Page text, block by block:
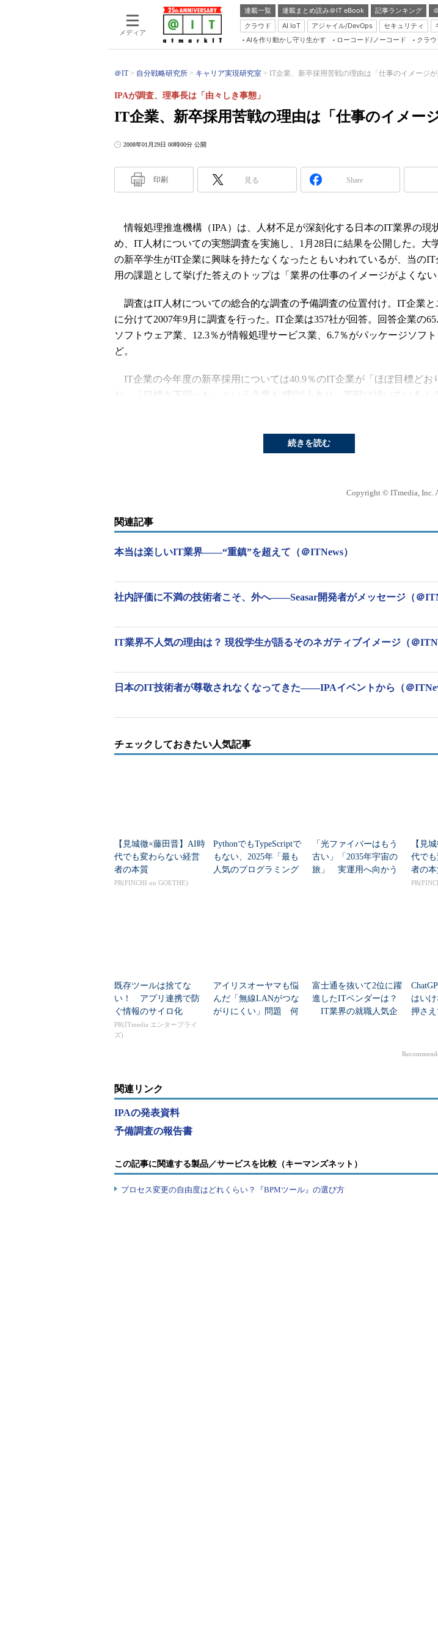
メディア
連載一覧 連載まとめ読み＠IT eBook 記事ランキング
クラウド
AI IoT アジャイル/DevOps セキュリティ
AIを作り動かし守り生かす ローコード/ノーコード クラ
＠IT 自分戦略研究所 キャリア実現研究室 IT企業、新卒採用苦戦の理由は「仕事のイメージが
IT企業、新卒採用苦戦の理由は「仕事のイメー
IPAが調査、理事長は「由々しき事態」
2008年01月29日 00時00分 公開
印刷 見る Share
情報処理推進機構（IPA）は、人材不足が深刻化する日本のIT業界の現
め、IT人材についての実態調査を実施し、1月28日に結果を公開した。大
の新卒学生がIT企業に興味を持たなくなったともいわれているが、当の
用の課題として挙げた答えのトップは「業界の仕事のイメージがよくない
調査はIT人材についての総合的な調査の予備調査の位置付け。IT企業と
に分けて2007年9月に調査を行った。IT企業は357社が回答。回答企業の
ソフトウェア業、12.3％が情報処理サービス業、6.7％がパッケージソフ
ど。
IT企業の今年度の新卒採用については40.9％のIT企業が「ほぼ目標どお
だ、「目標を下回った」という企業も3割以上あり、苦戦は続いているよ
では、各社の新卒採用の課題は何だろうか。上記のように複数回答でIT
小企業では人材の量的な確保の方が課題となっている。
業界のイメージをアップについては「別の調査ではエンジニアの3分の2
義を感じている。業界として、トップからもそういうことを発信していく
と語った。
る。
新卒採用だけでなく、人材一般でもIT企業は苦しんでい
る。人材の量が「大幅に不足している」というIT企業は回
答。 67.8％の「やや不足している」を合わせると9割を超える。
IPAがIT人材育成の道標と位置づけるITスキル標準（ITSS）については
の28.3％がすでに利用。利用を検討している企業も 27.5％いて、半数以上
っているという。
続きを読む
Copyright © ITmedia, Inc.
関連記事
本当は楽しいIT業界――“重鎮”を超えて（＠ITNews）
社内評価に不満の技術者こそ、外へ――Seasar開発者がメッセージ（＠
IT業界不人気の理由は？ 現役学生が語るそのネガティブイメージ（＠
日本のIT技術者が尊敬されなくなってきた――IPAイベントから（＠
チェックしておきたい人気記事
【見城徹×藤田晋】AI時
代でも変わらない経営
者の本質
PR(FINCHI on GOETHE)
PythonでもTypeScriptで
もない、2025年「最も
人気のプログラミング
「光ファイバーはもう
古い」「2035年宇宙の
旅」 実運用へ向かう
【見
代で
者の
既存ツールは捨てな
い！ アプリ連携で防
ぐ情報のサイロ化
PR(ITmedia エンタープライ
ズ)
アイリスオーヤマも悩
んだ「無線LANがつな
がりにくい」問題 何
富士通を抜いて2位に躍
進したITベンダーは？
IT業界の就職人気企
はい
押さ
関連リンク
IPAの発表資料
予備調査の報告書
この記事に関連する製品／サービスを比較（キーマンズネット）
プロセス変更の自由度はどれくらい？『BPMツール』の選び方